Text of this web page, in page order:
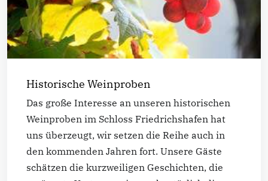
Historische Weinproben
Das große Interesse an unseren historischen
Weinproben im Schloss Friedrichshafen hat
uns überzeugt, wir setzen die Reihe auch in
den kommenden Jahren fort. Unsere Gäste
schätzen die kurzweiligen Geschichten, die